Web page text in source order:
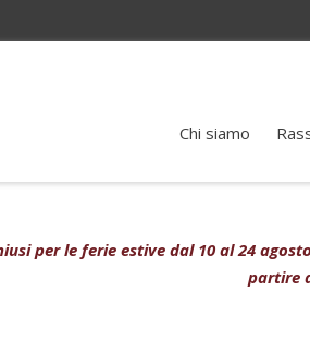
Chi siamo
per le ferie estive dal 10 al 24
partire